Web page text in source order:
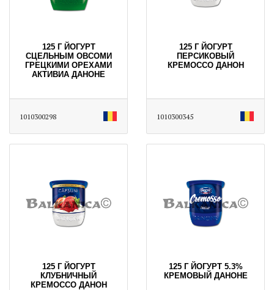
125 Г ЙОГУРТ
СЦЕЛЬНЫМ ОВСОМИ
ГРЕЦКИМИ ОРЕХАМИ
АКТИВИА ДАНОНЕ
1010300298
125 Г ЙОГУРТ
ПЕРСИКОВЫЙ
КРЕМОССО ДАНОН
1010300345
125 Г ЙОГУРТ
КЛУБНИЧНЫЙ
КРЕМОССО ДАНОН
125 Г ЙОГУРТ 5.3%
КРЕМОВЫЙ ДАНОНЕ